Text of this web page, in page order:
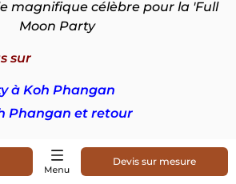
magnifique célèbre pour la 'Full
Moon Party
sur
à Koh Phangan
Phangan et retour
Devis sur mesure